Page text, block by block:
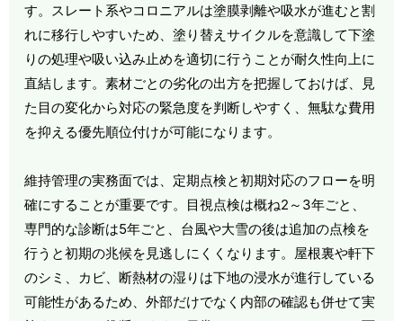
す。スレート系やコロニアルは塗膜剥離や吸水が進むと割
れに移行しやすいため、塗り替えサイクルを意識して下塗
りの処理や吸い込み止めを適切に行うことが耐久性向上に
直結します。素材ごとの劣化の出方を把握しておけば、見
た目の変化から対応の緊急度を判断しやすく、無駄な費用
を抑える優先順位付けが可能になります。
維持管理の実務面では、定期点検と初期対応のフローを明
確にすることが重要です。目視点検は概ね2～3年ごと、
専門的な診断は5年ごと、台風や大雪の後は追加の点検を
行うと初期の兆候を見逃しにくくなります。屋根裏や軒下
のシミ、カビ、断熱材の湿りは下地の浸水が進行している
可能性があるため、外部だけでなく内部の確認も併せて実